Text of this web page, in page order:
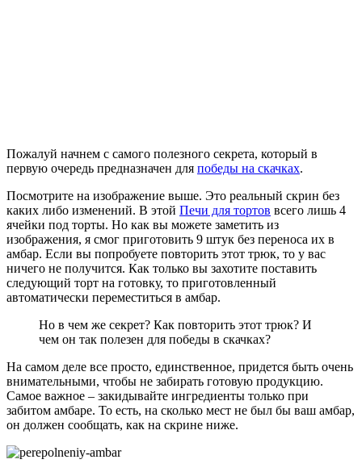
Пожалуй начнем с самого полезного секрета, который в
первую очередь предназначен для победы на скачках.
Посмотрите на изображение выше. Это реальный скрин без
каких либо изменений. В этой Печи для тортов всего лишь 4
ячейки под торты. Но как вы можете заметить из
изображения, я смог приготовить 9 штук без переноса их в
амбар. Если вы попробуете повторить этот трюк, то у вас
ничего не получится. Как только вы захотите поставить
следующий торт на готовку, то приготовленный
автоматически переместиться в амбар.
Но в чем же секрет? Как повторить этот трюк? И
чем он так полезен для победы в скачках?
На самом деле все просто, единственное, придется быть очень
внимательными, чтобы не забирать готовую продукцию.
Самое важное – закидывайте ингредиенты только при
забитом амбаре. То есть, на сколько мест не был бы ваш амбар,
он должен сообщать, как на скрине ниже.